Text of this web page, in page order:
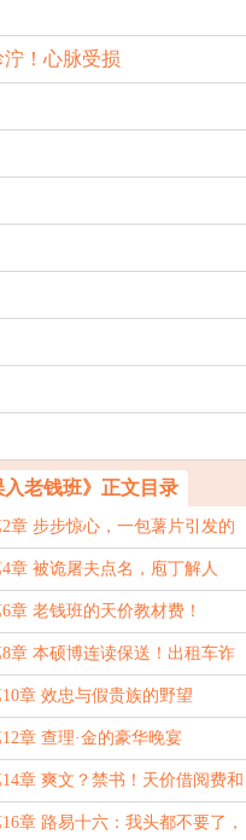
！心脉受损
入老钱班》正文目录
章 步步惊心，一包薯片引发的
章 被诡屠夫点名，庖丁解人
章 老钱班的天价教材费！
章 本硕博连读保送！出租车诈
章 效忠与假贵族的野望
章 查理·金的豪华晚宴
章 爽文？禁书！天价借阅费和
的查理·金
章 路易十六：我头都不要了，